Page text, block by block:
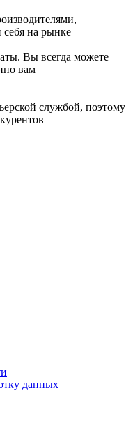
на рынке
Вы всегда можете
вам
службой, поэтому
данных